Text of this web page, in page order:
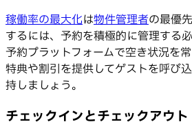
稼働率の最大化は物件管理者の最優
するには、予約を積極的に管理する
予約プラットフォームで空き状況を
特典や割引を提供してゲストを呼び
持しましょう。
チェックインとチェックアウト